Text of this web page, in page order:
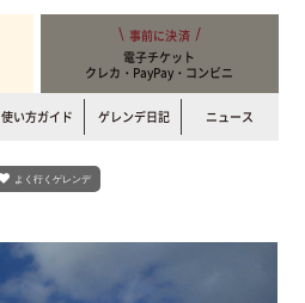
事前に決済
電子チケット
クレカ・PayPay・コンビニ
使い方ガイド ゲレンデ日記 ニュース
よく行くゲレンデ